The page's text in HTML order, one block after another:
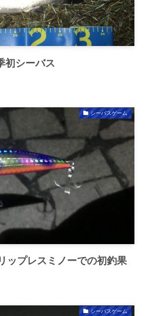
初シーバス
シーバスゲーム
ップレスミノーでの初釣果
シーバスゲーム